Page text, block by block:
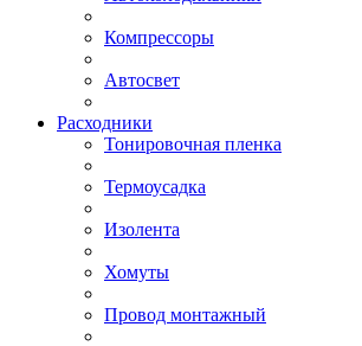
Компрессоры
Автосвет
Расходники
Тонировочная пленка
Термоусадка
Изолента
Хомуты
Провод монтажный